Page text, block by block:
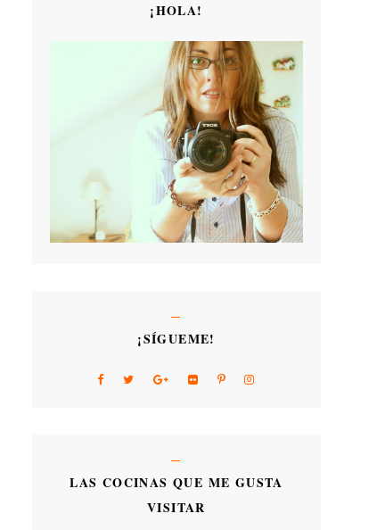
¡HOLA!
¡SÍGUEME!
LAS COCINAS QUE ME GUSTA
VISITAR